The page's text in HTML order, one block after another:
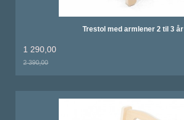
Trestol med armlener 2 til 3 år
1 290,00
2 390,00